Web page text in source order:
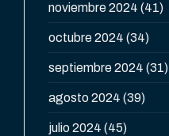
noviembre 2024 (41)
octubre 2024 (34)
septiembre 2024 (31)
agosto 2024 (39)
julio 2024 (45)